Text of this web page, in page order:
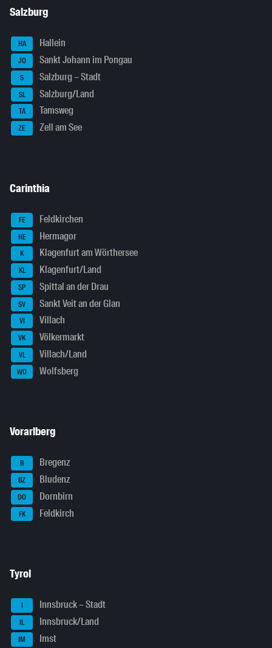
Salzburg
HA Hallein
JO Sankt Johann im Pongau
S Salzburg – Stadt
SL Salzburg/Land
TA Tamsweg
ZE Zell am See
Carinthia
FE Feldkirchen
HE Hermagor
K Klagenfurt am Wörthersee
KL Klagenfurt/Land
SP Spittal an der Drau
SV Sankt Veit an der Glan
VI Villach
VK Völkermarkt
VL Villach/Land
WO Wolfsberg
Vorarlberg
B Bregenz
BZ Bludenz
DO Dornbirn
FK Feldkirch
Tyrol
I Innsbruck – Stadt
IL Innsbruck/Land
IM Imst